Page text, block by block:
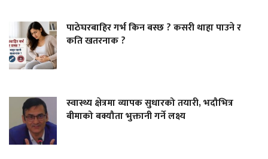
पाठेघरबाहिर गर्भ किन बस्छ ? कसरी थाहा पाउने र
कति खतरनाक ?
स्वास्थ्य क्षेत्रमा व्यापक सुधारको तयारी, भदौभित्र
बीमाको बक्यौता भुक्तानी गर्ने लक्ष्य